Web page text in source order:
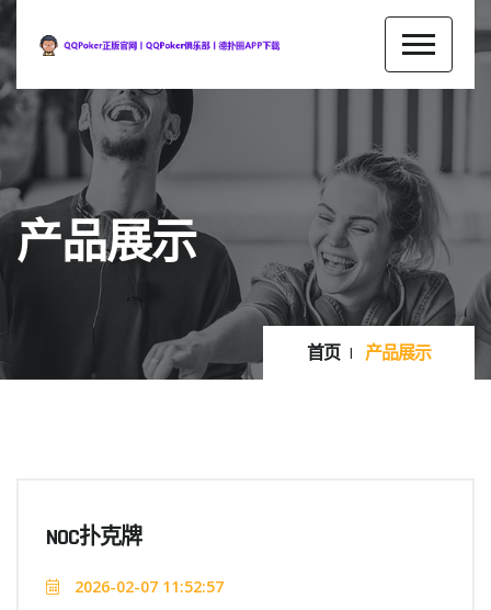
产品展示
首页 产品展示
NOC扑克牌
2026-02-07 11:52:57